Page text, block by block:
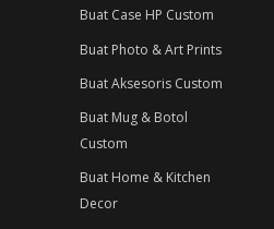
Buat Case HP Custom
Buat Photo & Art Prints
Buat Aksesoris Custom
Buat Mug & Botol
Custom
Buat Home & Kitchen
Decor